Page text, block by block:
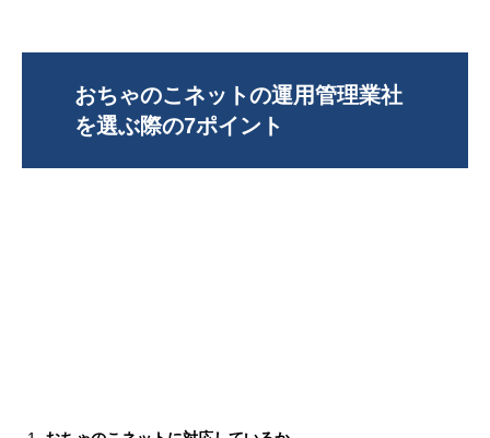
おちゃのこネットの運用管理業社
を選ぶ際の7ポイント